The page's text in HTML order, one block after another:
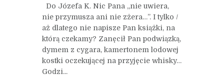
Do Józefa K. Nic Pana „nie uwiera,
nie przymusza ani nie zżera…”. I tylko /
aż dlatego nie napisze Pan książki, na
którą czekamy? Zanęcił Pan podwiązką,
dymem z cygara, kamertonem lodowej
kostki oczekującej na przyjęcie whisky…
Godzi...